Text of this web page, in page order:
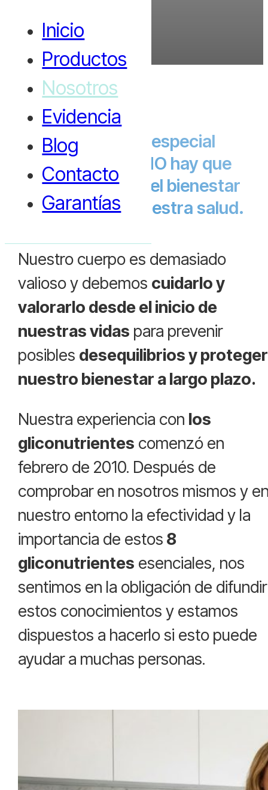
Inicio
Productos
Nosotros
Evidencia
Blog
Contacto
Garantías
Queremos hacer especial
hincapié en que NO hay que
esperar a perder el bienestar
para cuidar de nuestra salud.
Nuestro cuerpo es demasiado
valioso y debemos cuidarlo y
valorarlo desde el inicio de
nuestras vidas para prevenir
posibles desequilibrios y proteger
nuestro bienestar a largo plazo.
Nuestra experiencia con los
gliconutrientes comenzó en
febrero de 2010. Después de
comprobar en nosotros mismos y
nuestro entorno la efectividad y la
importancia de estos 8
gliconutrientes esenciales, nos
sentimos en la obligación de difundir
estos conocimientos y estamos
dispuestos a hacerlo si esto puede
ayudar a muchas personas.